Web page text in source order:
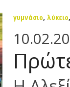
γυμνάσιο, λύκειο